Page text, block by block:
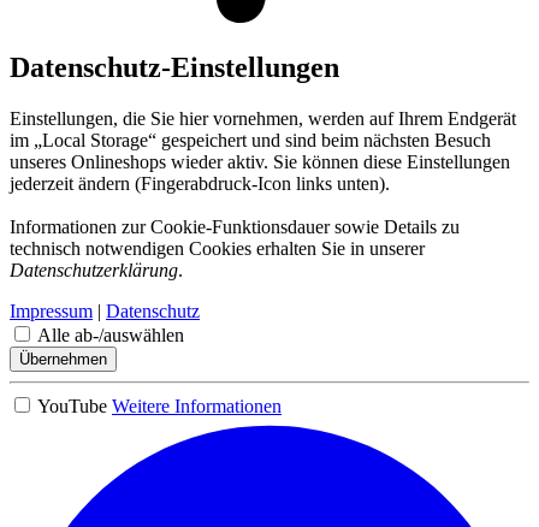
Datenschutz-Einstellungen
Einstellungen, die Sie hier vornehmen, werden auf Ihrem Endgerät
im „Local Storage“ gespeichert und sind beim nächsten Besuch
unseres Onlineshops wieder aktiv. Sie können diese Einstellungen
jederzeit ändern (Fingerabdruck-Icon links unten).
Informationen zur Cookie-Funktionsdauer sowie Details zu
technisch notwendigen Cookies erhalten Sie in unserer
Datenschutzerklärung.
Impressum | Datenschutz
Alle ab-/auswählen
Übernehmen
YouTube Weitere Informationen